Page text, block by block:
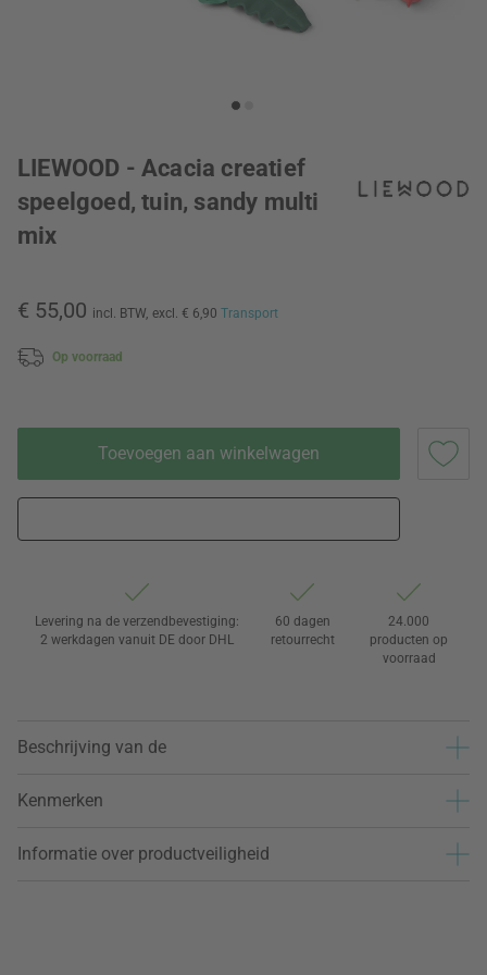
LIEWOOD - Acacia creatief
speelgoed, tuin, sandy multi
mix
€ 55,00 incl. BTW, excl. € 6,90 Transport
Op voorraad
Toevoegen aan winkelwagen
Levering na de verzendbevestiging:
2 werkdagen vanuit DE door DHL
60 dagen
retourrecht
24.000
producten op
voorraad
Beschrijving van de
Kenmerken
Informatie over productveiligheid